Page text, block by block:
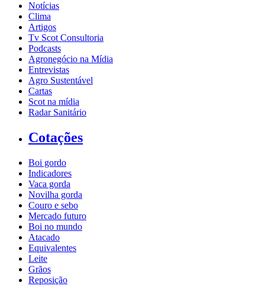
Notícias
Clima
Artigos
Tv Scot Consultoria
Podcasts
Agronegócio na Mídia
Entrevistas
Agro Sustentável
Cartas
Scot na mídia
Radar Sanitário
Cotações
Boi gordo
Indicadores
Vaca gorda
Novilha gorda
Couro e sebo
Mercado futuro
Boi no mundo
Atacado
Equivalentes
Leite
Grãos
Reposição